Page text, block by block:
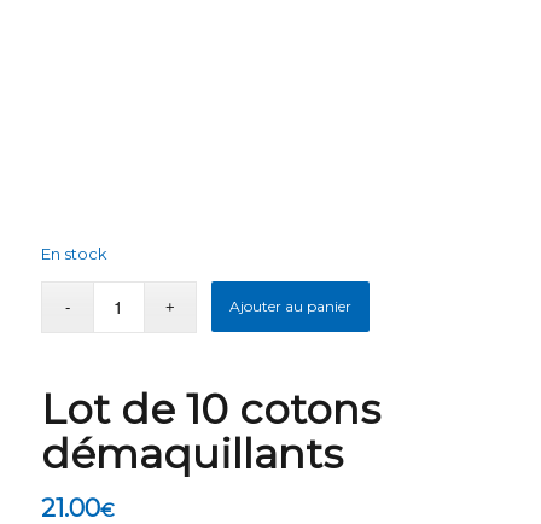
En stock
Ajouter au panier
Lot de 10 cotons
démaquillants
21.00€